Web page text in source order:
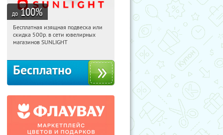
до 100%
10:40:57 Получили:
Россия
Бесплатная изящная подвеска или
скидка 500р. в сети ювелирных
магазинов SUNLIGHT
Бесплатно